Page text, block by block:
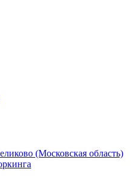
(Московская область)